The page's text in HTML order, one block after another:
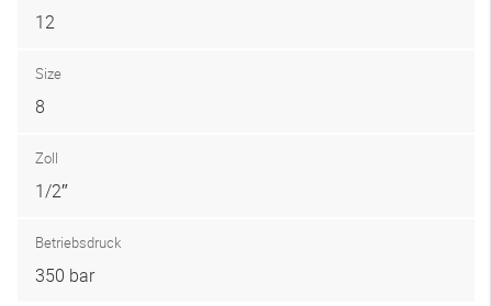
12
Size
8
Zoll
1/2″
Betriebsdruck
350 bar